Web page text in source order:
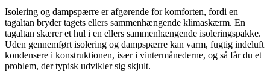
Isolering og dampspærre er afgørende for komforten, fordi en
tagaltan bryder tagets ellers sammenhængende klimaskærm. En
tagaltan skærer et hul i en ellers sammenhængende isoleringspakke.
Uden gennemført isolering og dampspærre kan varm, fugtig indeluft
kondensere i konstruktionen, især i vintermånederne, og så får du et
problem, der typisk udvikler sig skjult.